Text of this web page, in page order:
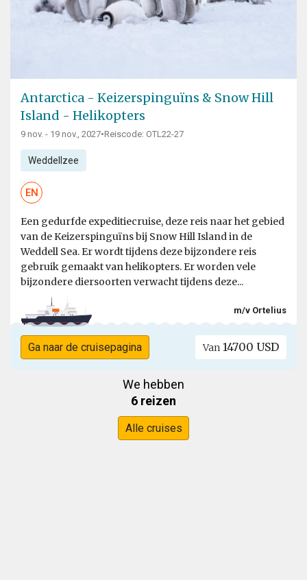
Antarctica - Keizerspinguïns & Snow Hill
Island - Helikopters
9 nov. - 19 nov., 2027•Reiscode: OTL22-27
Weddellzee
EN
Een gedurfde expeditiecruise, deze reis naar het gebied
van de Keizerspinguïns bij Snow Hill Island in de
Weddell Sea. Er wordt tijdens deze bijzondere reis
gebruik gemaakt van helikopters. Er worden vele
bijzondere diersoorten verwacht tijdens deze...
m/v Ortelius
Ga naar de cruisepagina Van 14700 USD
We hebben
6 reizen
Alle cruises